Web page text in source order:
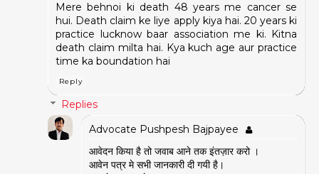
Mere behnoi ki death 48 years me cancer se
hui. Death claim ke liye apply kiya hai. 20 years ki
practice lucknow baar association me ki. Kitna
death claim milta hai. Kya kuch age aur practice
time ka boundation hai
Reply
Replies
Advocate Pushpesh Bajpayee
आवेदन किया है तो जवाब आने तक इंतज़ार करो ।
आवेन पत्र मे सभी जानकारी दी गयी है।